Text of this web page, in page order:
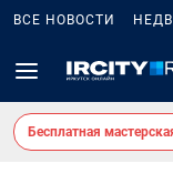
ВСЕ НОВОСТИ
Бесплатная